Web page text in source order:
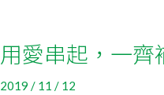
用愛串起，一齊
2019 / 11 / 12